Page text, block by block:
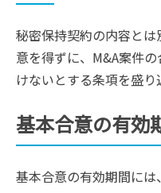
秘密保持契約の内容と
意を得ずに、M&A案件
けないとする条項を盛り
基本合意の有効
基本合意の有効期間に